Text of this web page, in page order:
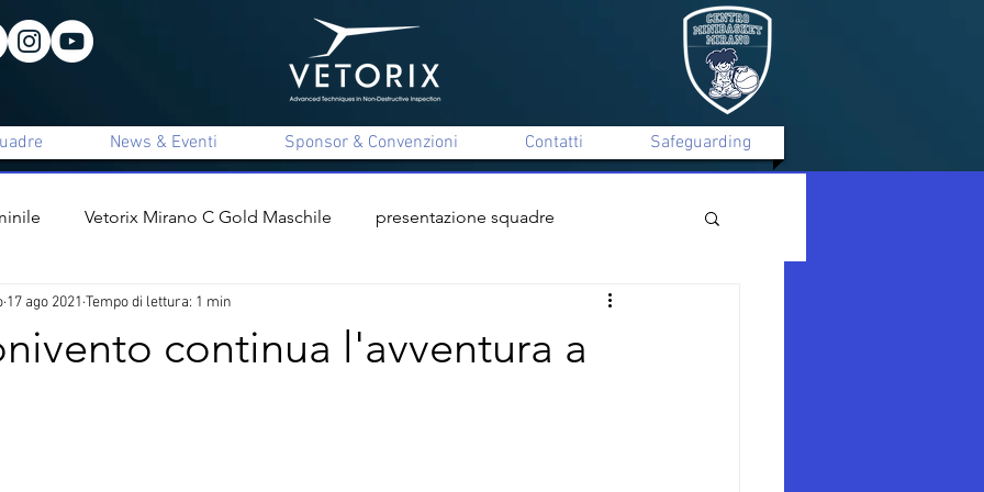
News & Eventi Sponsor & Convenzioni Contatti Safeguarding
Vetorix Mirano C Gold Maschile presentazione squadre
presentazione staff tecnico Vetorix Mirano C Silver Maschile
continua l'avventura a
17 ago 2021 Tempo di lettura: 1 min